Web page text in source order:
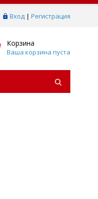
Вход | Регистрация
Корзина
Ваша корзина пуста